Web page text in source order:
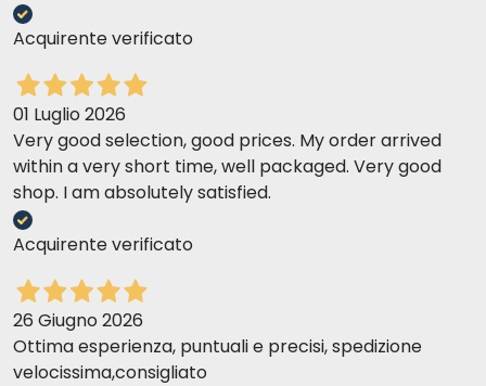
Acquirente verificato
01 Luglio 2026
Very good selection, good prices. My order arrived
within a very short time, well packaged. Very good
shop. I am absolutely satisfied.
Acquirente verificato
26 Giugno 2026
Ottima esperienza, puntuali e precisi, spedizione
velocissima,consigliato